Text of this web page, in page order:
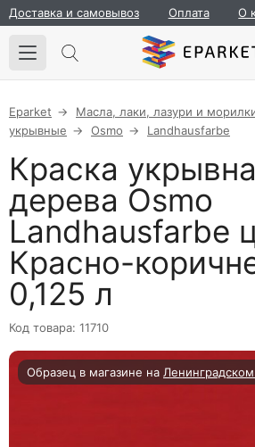
Доставка и самовывоз Оплата О
Eparket Масла, лаки, лазури и
укрывные
Osmo Landhausfarbe
Краска
дерева Osmo
Landhausfarbe
Красно-
0,125 л
Код товара: 11710
Образец в магазине на